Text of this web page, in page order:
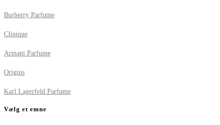
Burberry Parfume
Clinique
Armani Parfume
Origins
Karl Lagerfeld Parfume
Vælg et emne